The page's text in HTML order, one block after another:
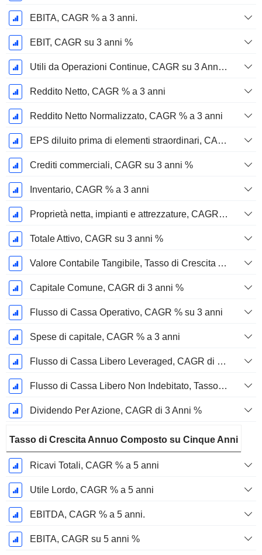
EBITA, CAGR % a 3 anni.
EBIT, CAGR su 3 anni %
Utili da Operazioni Continue, CAGR su 3 Anni %
Reddito Netto, CAGR % a 3 anni
Reddito Netto Normalizzato, CAGR % a 3 anni
EPS diluito prima di elementi straordinari, CAGR su 3 anni %
Crediti commerciali, CAGR su 3 anni %
Inventario, CAGR % a 3 anni
Proprietà netta, impianti e attrezzature, CAGR su 3 anni %
Totale Attivo, CAGR su 3 anni %
Valore Contabile Tangibile, Tasso di Crescita Annuo Composto su 3 anni %
Capitale Comune, CAGR di 3 anni %
Flusso di Cassa Operativo, CAGR % su 3 anni
Spese di capitale, CAGR % a 3 anni
Flusso di Cassa Libero Leveraged, CAGR di 3 Anni %
Flusso di Cassa Libero Non Indebitato, Tasso di Crescita Annuo Composto su 3 Anni %
Dividendo Per Azione, CAGR di 3 Anni %
Tasso di Crescita Annuo Composto su Cinque Anni
Ricavi Totali, CAGR % a 5 anni
Utile Lordo, CAGR % a 5 anni
EBITDA, CAGR % a 5 anni.
EBITA, CAGR su 5 anni %